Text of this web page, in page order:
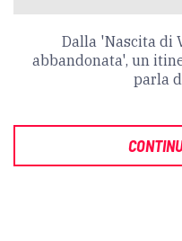
Dalla 'Nascita di
abbandonata', un
parla